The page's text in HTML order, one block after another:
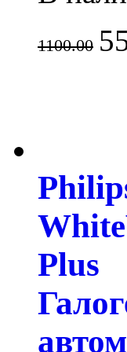
1100.00
Plus